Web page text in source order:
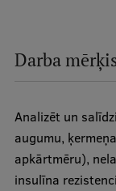
International
Foreign
EATRIS
Darba
Analizēt un
augumu,
apkārtmēru),
insulīna